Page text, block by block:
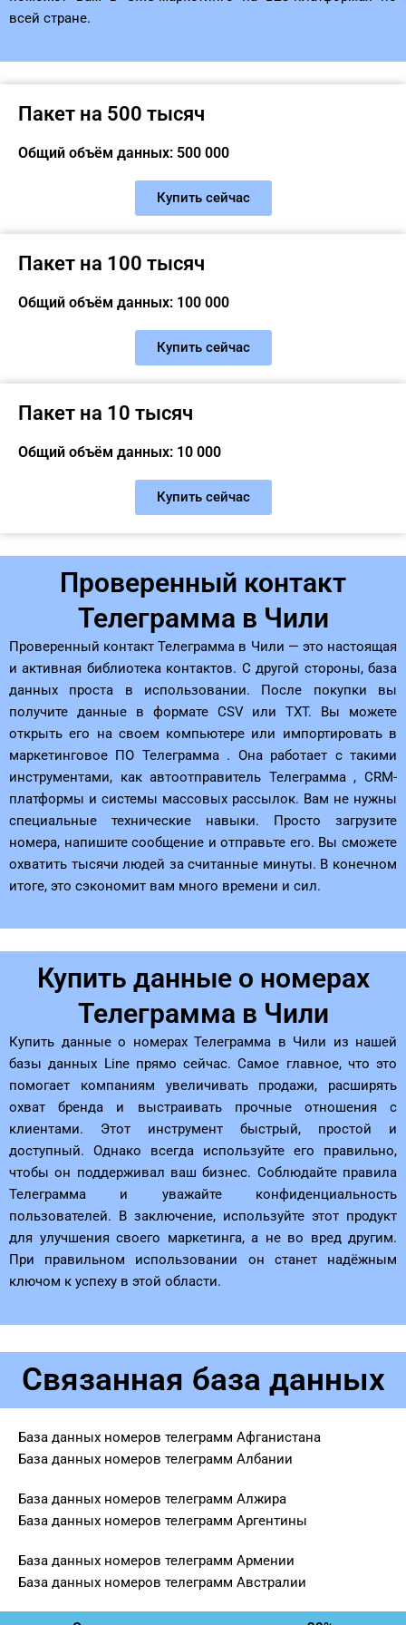
всей стране.
Пакет на 500 тысяч
Общий объём данных: 500 000
Купить сейчас
Пакет на 100 тысяч
Общий объём данных: 100 000
Купить сейчас
Пакет на 10 тысяч
Общий объём данных: 10 000
Купить сейчас
Проверенный контакт
Телеграмма в Чили
Проверенный контакт Телеграмма в Чили — это настоящая
и активная библиотека контактов. С другой стороны, база
данных проста в использовании. После покупки вы
получите данные в формате CSV или TXT. Вы можете
открыть его на своем компьютере или импортировать в
маркетинговое ПО Телеграмма . Она работает с такими
инструментами, как автоотправитель Телеграмма , CRM-
платформы и системы массовых рассылок. Вам не нужны
специальные технические навыки. Просто загрузите
номера, напишите сообщение и отправьте его. Вы сможете
охватить тысячи людей за считанные минуты. В конечном
итоге, это сэкономит вам много времени и сил.
Купить данные о номерах
Телеграмма в Чили
Купить данные о номерах Телеграмма в Чили из нашей
базы данных Line прямо сейчас. Самое главное, что это
помогает компаниям увеличивать продажи, расширять
охват бренда и выстраивать прочные отношения с
клиентами. Этот инструмент быстрый, простой и
доступный. Однако всегда используйте его правильно,
чтобы он поддерживал ваш бизнес. Соблюдайте правила
Телеграмма и уважайте конфиденциальность
пользователей. В заключение, используйте этот продукт
для улучшения своего маркетинга, а не во вред другим.
При правильном использовании он станет надёжным
ключом к успеху в этой области.
Связанная база данных
База данных номеров телеграмм Афганистана
База данных номеров телеграмм Албании
База данных номеров телеграмм Алжира
База данных номеров телеграмм Аргентины
База данных номеров телеграмм Армении
База данных номеров телеграмм Австралии